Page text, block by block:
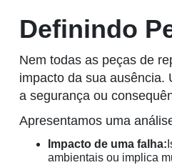
Definindo
Nem todas as peças de
impacto da sua ausência.
a segurança ou
Apresentamos uma
Impacto de uma falha:
ambientais ou implica